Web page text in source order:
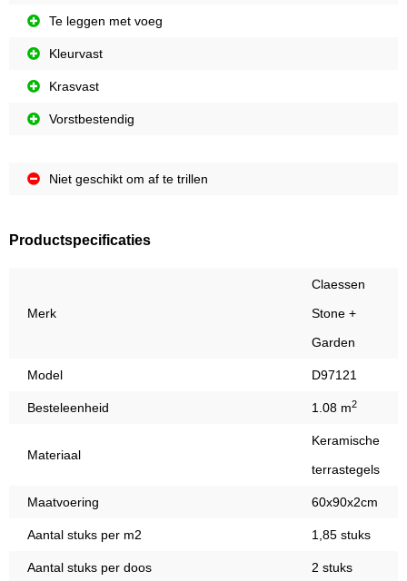
Te leggen met voeg
Kleurvast
Krasvast
Vorstbestendig
Niet geschikt om af te trillen
Productspecificaties
Merk
Claessen
Stone +
Garden
Model D97121
Besteleenheid 1.08 m2
Materiaal
Keramische
terrastegels
Maatvoering 60x90x2cm
Aantal stuks per m2 1,85 stuks
Aantal stuks per doos 2 stuks